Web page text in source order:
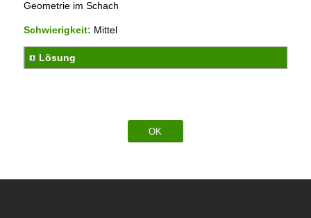
Geometrie im Schach
Schwierigkeit: Mittel
Lösung
OK